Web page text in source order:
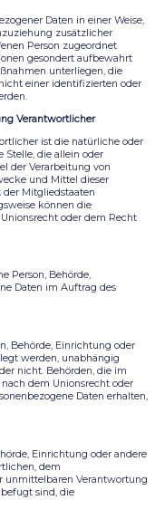
Daten in einer Weise,
zusätzlicher
Person zugeordnet
gesondert aufbewahrt
unterliegen, die
einer identifizierten oder
Verantwortlicher
ist die natürliche oder
Stelle, die allein oder
der Verarbeitung von
und Mittel dieser
der Mitgliedstaaten
können die
oder dem Recht
Person, Behörde,
Daten im Auftrag des
Behörde, Einrichtung oder
werden, unabhängig
nicht. Behörden, die im
dem Unionsrecht oder
Daten erhalten,
Einrichtung oder andere
dem
unmittelbaren Verantwortung
sind, die